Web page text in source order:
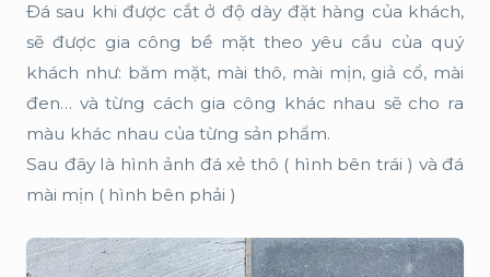
Đá sau khi được cắt ở độ dày đặt hàng của khách,
sẽ được gia công bề mặt theo yêu cầu của quý
khách như: băm mặt, mài thô, mài mịn, giả cổ, mài
đen… và từng cách gia công khác nhau sẽ cho ra
màu khác nhau của từng sản phẩm.
Sau đây là hình ảnh đá xẻ thô ( hình bên trái ) và đá
mài mịn ( hình bên phải )